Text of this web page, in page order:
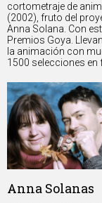
cortometraje de
(2002), fruto del
Anna Solana. Con
Premios Goya.
la animación con
1500 selecciones en
Anna Solanas